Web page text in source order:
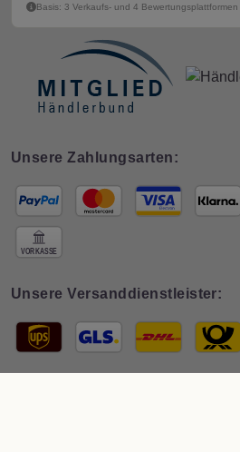
Basis: 3 Verkaufs- und 4 Bewertungsplattformen
Unsere Zahlungsarten:
Unsere Versanddienstleister: